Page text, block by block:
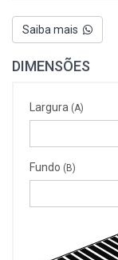
Saiba mais
DIMENSÕES
Largura (A)
Fundo (B)